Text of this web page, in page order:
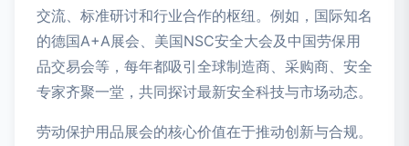
交流、标准研讨和行业合作的枢纽。例如，国际知名
的德国A+A展会、美国NSC安全大会及中国劳保用
品交易会等，每年都吸引全球制造商、采购商、安全
专家齐聚一堂，共同探讨最新安全科技与市场动态。
劳动保护用品展会的核心价值在于推动创新与合规。